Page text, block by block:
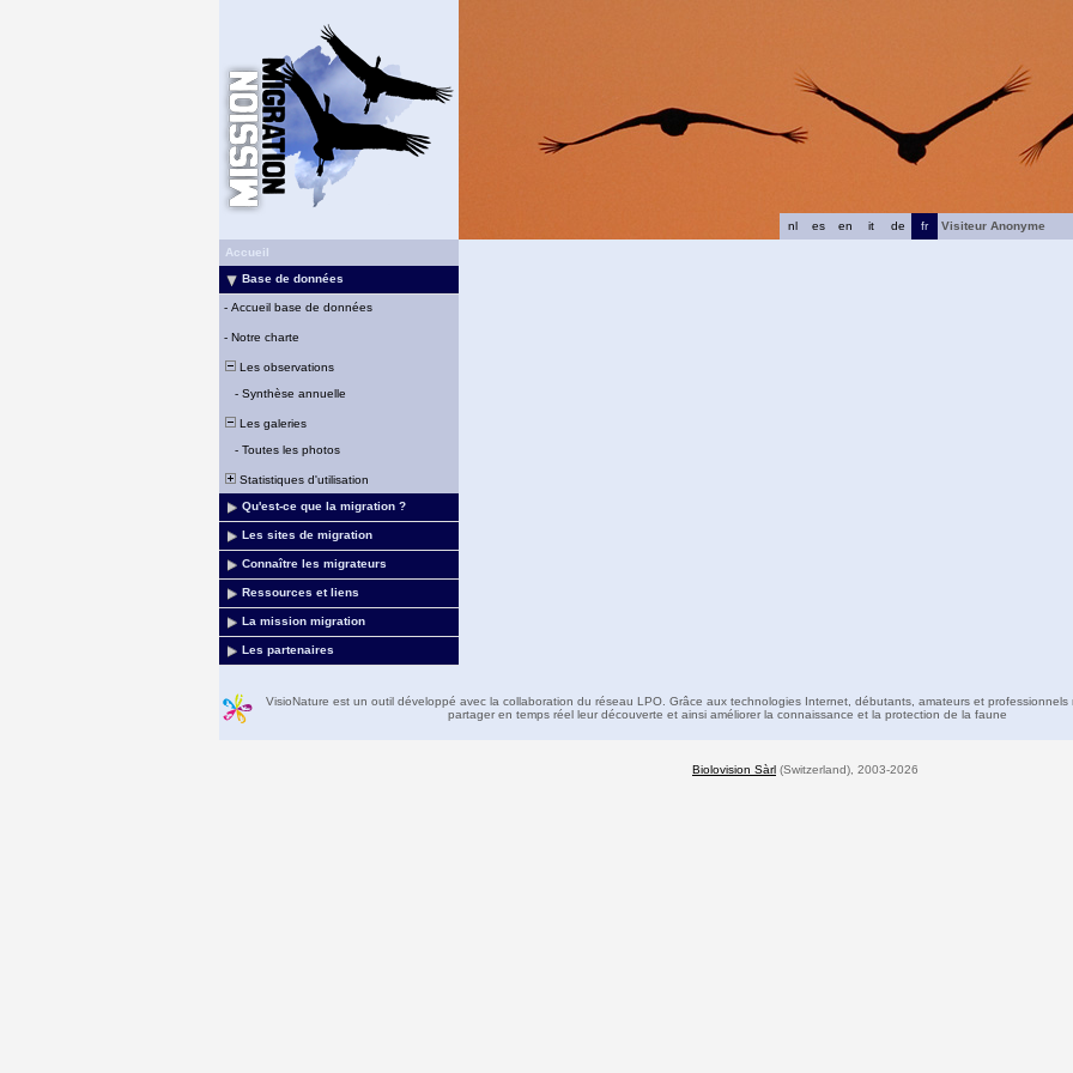
fr
de
it
en
es
nl
Visiteur Anonyme
Accueil
Base de données
- Accueil base de données
- Notre charte
Les observations
- Synthèse annuelle
Les galeries
- Toutes les photos
Statistiques d'utilisation
Qu'est-ce que la migration ?
Les sites de migration
Connaître les migrateurs
Ressources et liens
La mission migration
Les partenaires
VisioNature est un outil développé avec la collaboration du réseau LPO. Grâce aux technologies Internet, débutants, amateurs et professionnels
partager en temps réel leur découverte et ainsi améliorer la connaissance et la protection de la faune
Biolovision Sàrl (Switzerland), 2003-2026